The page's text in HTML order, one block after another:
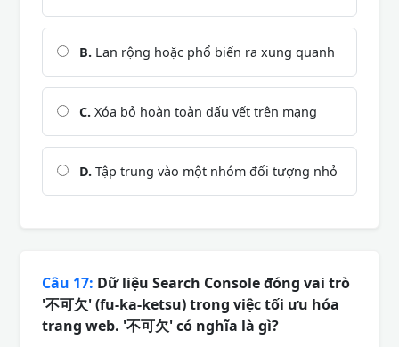
B. Lan rộng hoặc phổ biến ra xung quanh
C. Xóa bỏ hoàn toàn dấu vết trên mạng
D. Tập trung vào một nhóm đối tượng nhỏ
Câu 17: Dữ liệu Search Console đóng vai trò
'不可欠' (fu-ka-ketsu) trong việc tối ưu hóa
trang web. '不可欠' có nghĩa là gì?